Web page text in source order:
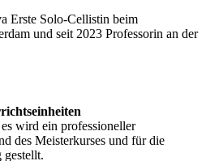
Erste Solo-Cellistin beim
und seit 2023 Professorin an der
wird ein professioneller
des Meisterkurses und für die